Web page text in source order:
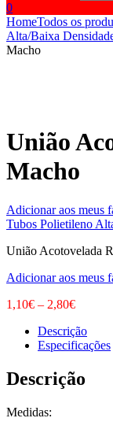
0
HomeTodos os
Alta/Baixa
Macho
União
Macho
Adicionar aos meus
Tubos Polietileno
União Acotovelada
Adicionar aos meus
1,10€ – 2,80€
Descrição
Especificações
Descrição
Medidas: